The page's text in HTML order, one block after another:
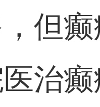
但
治